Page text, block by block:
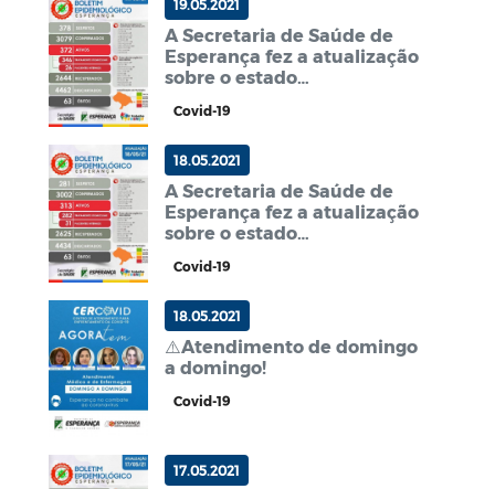
19.05.2021
A Secretaria de Saúde de
Esperança fez a atualização
sobre o estado
no Município.📈
Covid-19
18.05.2021
A Secretaria de Saúde de
Esperança fez a atualização
sobre o estado
no Município.📈
Covid-19
18.05.2021
⚠️Atendimento de domingo
a domingo!
Covid-19
17.05.2021